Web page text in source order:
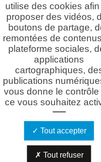
un document pour ce combattant
un combattant
utilise des cookies
proposer des vidéos,
boutons de partage,
remontées de
plateforme sociales,
applications
cartographiques,
publications
vous donne le contrôle
ce vous souhaitez
Tout accepter
Tout refuser